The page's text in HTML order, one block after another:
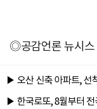
◎공감언론 뉴시스